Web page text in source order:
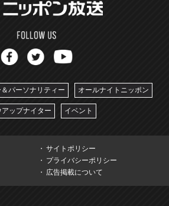
パーソナリティー オールナイトニッポン
アップナイター イベント
サイトポリシー
プライバシーポリシー
広告掲載について